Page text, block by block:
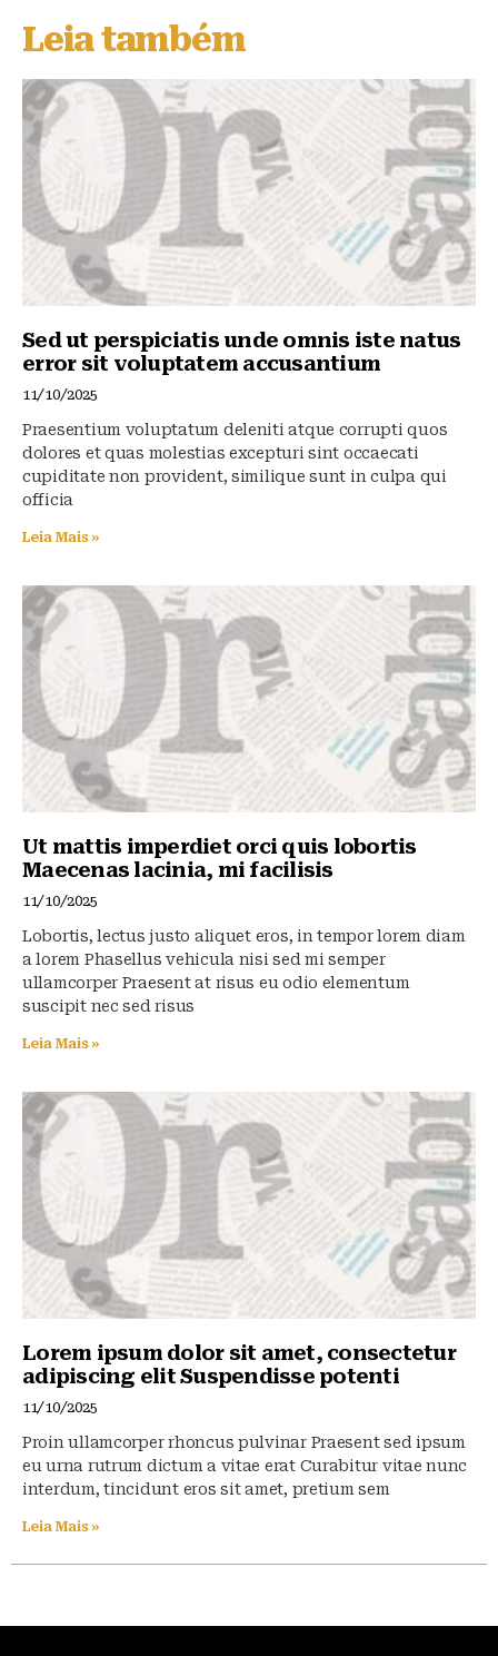
s
k
y
e
b
o
o
k
s
A
p
p
Leia também
Sed ut perspiciatis unde omnis iste natus
error sit voluptatem accusantium
11/10/2025
Praesentium voluptatum deleniti atque corrupti quos
dolores et quas molestias excepturi sint occaecati
cupiditate non provident, similique sunt in culpa qui
officia
Leia Mais »
Ut mattis imperdiet orci quis lobortis
Maecenas lacinia, mi facilisis
11/10/2025
Lobortis, lectus justo aliquet eros, in tempor lorem diam
a lorem Phasellus vehicula nisi sed mi semper
ullamcorper Praesent at risus eu odio elementum
suscipit nec sed risus
Leia Mais »
Lorem ipsum dolor sit amet, consectetur
adipiscing elit Suspendisse potenti
11/10/2025
Proin ullamcorper rhoncus pulvinar Praesent sed ipsum
eu urna rutrum dictum a vitae erat Curabitur vitae nunc
interdum, tincidunt eros sit amet, pretium sem
Leia Mais »